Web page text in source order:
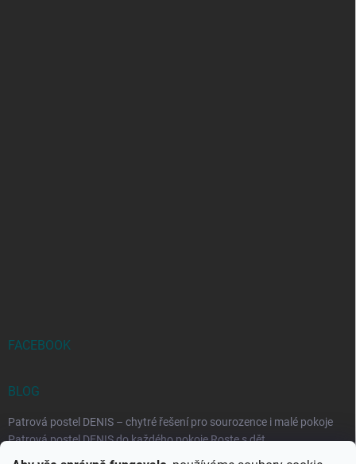
FACEBOOK
BLOG
Patrová postel DENIS – chytré řešení pro sourozence i malé pokoje
Patrová postel DENIS do každého pokoje Roste s dět...